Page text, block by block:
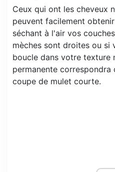
Ceux qui ont les cheveux
peuvent facilement
séchant à l'air vos
mèches sont droites ou si
boucle dans votre texture
permanente correspondra
coupe de mulet courte.